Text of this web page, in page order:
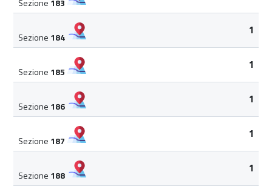
Sezione 183
Sezione 184
1
Sezione 185
1
Sezione 186
1
Sezione 187
1
Sezione 188
1